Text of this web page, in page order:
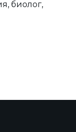
биолог,